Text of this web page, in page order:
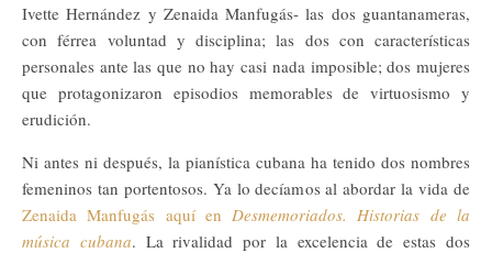
Ivette Hernández y Zenaida Manfugás- las dos guantanameras,
con férrea voluntad y disciplina; las dos con características
personales ante las que no hay casi nada imposible; dos mujeres
que protagonizaron episodios memorables de virtuosismo y
erudición.
Ni antes ni después, la pianística cubana ha tenido dos nombres
femeninos tan portentosos. Ya lo decíamos al abordar la vida de
Zenaida Manfugás aquí en Desmemoriados. Historias de la
música cubana. La rivalidad por la excelencia de estas dos